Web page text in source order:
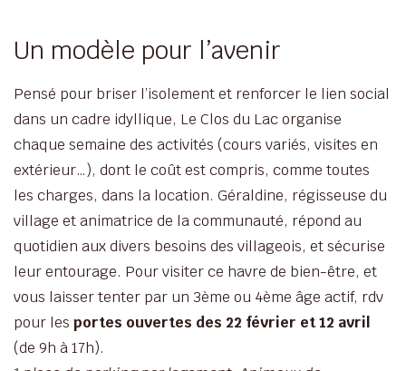
Un modèle pour l’avenir
Pensé pour briser l’isolement et renforcer le lien social
dans un cadre idyllique, Le Clos du Lac organise
chaque semaine des activités (cours variés, visites en
extérieur…), dont le coût est compris, comme toutes
les charges, dans la location. Géraldine, régisseuse du
village et animatrice de la communauté, répond au
quotidien aux divers besoins des villageois, et sécurise
leur entourage. Pour visiter ce havre de bien-être, et
vous laisser tenter par un 3ème ou 4ème âge actif, rdv
pour les portes ouvertes des 22 février et 12 avril
(de 9h à 17h).